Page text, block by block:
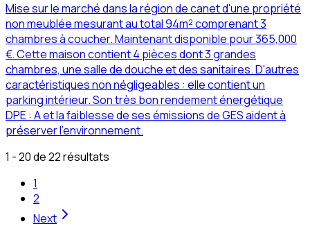
Mise sur le marché dans la région de canet d'une propriété
non meublée mesurant au total 94m² comprenant 3
chambres à coucher. Maintenant disponible pour 365,000
€. Cette maison contient 4 pièces dont 3 grandes
chambres, une salle de douche et des sanitaires. D'autres
caractéristiques non négligeables : elle contient un
parking intérieur. Son très bon rendement énergétique
DPE : A et la faiblesse de ses émissions de GES aident à
préserver l'environnement.
1 - 20 de 22 résultats
1
2
Next